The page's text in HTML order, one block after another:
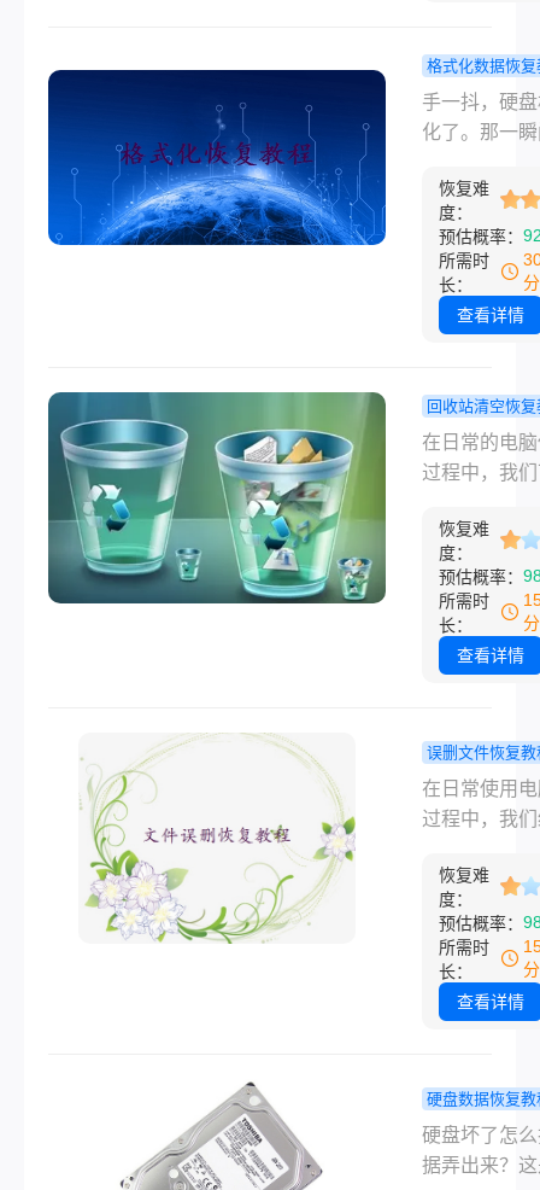
除的文件仍
会被恢复。
动硬盘中已
本文将为您
些恢复移动
已删除文件
方法。
格式化数据恢复
硬盘格式化
恢复数据吗
法！
手一抖，硬
化了。那一
题：硬盘格
能恢复数据
案是——大概
能，但你得
多人误以为
是把文件索
了，真正的
躺在硬盘扇
盖，就有机
来。这篇文
易到难、从
付费的顺序
正管用的恢
全列出来，
恢复难
度：
预估概率：
所需时
长：
查看详情
回收站清空恢
删除回收站
缩包怎么恢
您找回!！
在日常的电
过程中，我
除回收站中
件，包括一
的压缩包。
缩包可能包
的工作资料
压缩包被误
我们往往会
虑和困惑。
心，有多种
以帮助我们
些已删除回
压缩包。那
回收站的压
么恢复呢？
详细介绍几
恢复难
度：
预估概率：
所需时
长：
查看详情
误删文件恢复教
脑压缩包删
怎么恢复？
法！
在日常使用
过程中，我
存储和传输
然而，有时
心删除了重
缩包，这给
来了困扰。
将为您提供
细的方法和
帮助您尽可
复被删除的
恢复难
度：
预估概率：
所需时
长：
查看详情
硬盘数据恢复教
盘坏了怎么
据弄出来？
硬盘坏了怎
据弄出来？